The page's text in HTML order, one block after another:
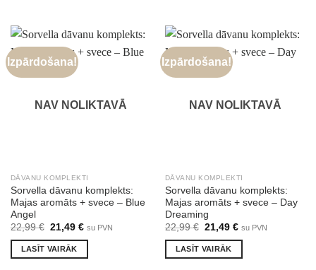
Izpārdošana!
NAV NOLIKTAVĀ
DĀVANU KOMPLEKTI
Sorvella dāvanu komplekts:
Majas aromāts + svece – Blue
Angel
22,99€ Original
was:
22,99 €.
21,49 €Current
su PVN
LASĪT VAIRĀK
Izpārdošana!
NAV NOLIKTAVĀ
DĀVANU KOMPLEKTI
Sorvella dāvanu komplekts:
Majas aromāts + svece – Day
Dreaming
22,99€ Original
was:
22,99 €.
21,49 €Current
su PVN
LASĪT VAIRĀK